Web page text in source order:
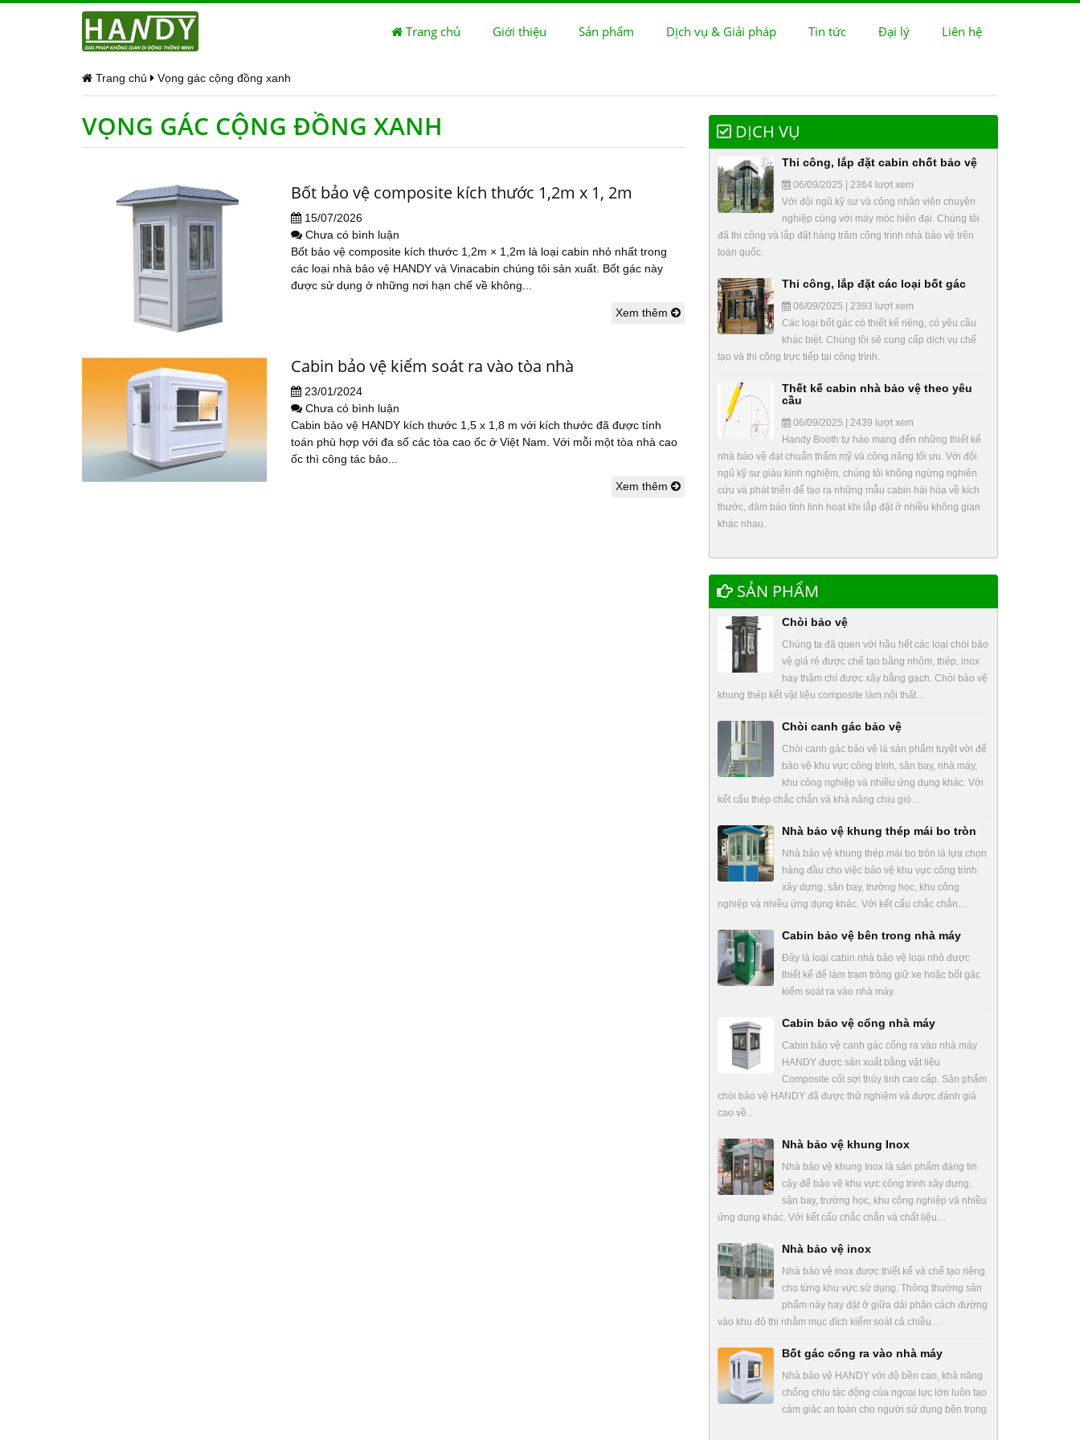
Trang chủ Giới thiệu Sản phẩm Dịch vụ & Giải pháp Tin tức Đại lý Liên hệ
Trang chủ Vọng gác cộng đồng xanh
VỌNG GÁC CỘNG ĐỒNG XANH
Bốt bảo vệ composite kích thước 1,2m x 1, 2m
15/07/2026
Chưa có bình luận
Bốt bảo vệ composite kích thước 1,2m × 1,2m là loại cabin nhỏ nhất trong
các loại nhà bảo vệ HANDY và Vinacabin chúng tôi sản xuất. Bốt gác này
được sử dụng ở những nơi hạn chế về không...
Xem thêm
Cabin bảo vệ kiểm soát ra vào tòa nhà
23/01/2024
Chưa có bình luận
Cabin bảo vệ HANDY kích thước 1,5 x 1,8 m với kích thước đã được tính
toán phù hợp với đa số các tòa cao ốc ở Việt Nam. Với mỗi một tòa nhà cao
ốc thì công tác bảo...
Xem thêm
DỊCH VỤ
Thi công, lắp đặt cabin chốt bảo vệ
06/09/2025 | 2364 lượt xem
Với đội ngũ kỹ sư và công nhân viên chuyên
nghiệp cùng với máy móc hiện đại. Chúng tôi
đã thi công và lắp đặt hàng trăm công trình nhà bảo vệ trên
toàn quốc.
Thi công, lắp đặt các loại bốt gác
06/09/2025 | 2393 lượt xem
Các loại bốt gác có thiết kế riêng, có yêu cầu
khác biệt. Chúng tôi sẽ cung cấp dịch vụ chế
tạo và thi công trực tiếp tại công trình.
Thết kế cabin nhà bảo vệ theo yêu
cầu
06/09/2025 | 2439 lượt xem
Handy Booth tự hào mang đến những thiết kế
nhà bảo vệ đạt chuẩn thẩm mỹ và công năng tối ưu. Với đội
ngũ kỹ sư giàu kinh nghiệm, chúng tôi không ngừng nghiên
cứu và phát triển để tạo ra những mẫu cabin hài hòa về kích
thước, đảm bảo tính linh hoạt khi lắp đặt ở nhiều không gian
khác nhau.
SẢN PHẨM
Chòi bảo vệ
Chúng ta đã quen với hầu hết các loại chòi bảo
vệ giá rẻ được chế tạo bằng nhôm, thép, inox
hay thậm chí được xây bằng gạch. Chòi bảo vệ
khung thép kết vật liệu composite làm nội thất…
Chòi canh gác bảo vệ
Chòi canh gác bảo vệ là sản phẩm tuyệt vời để
bảo vệ khu vực công trình, sân bay, nhà máy,
khu công nghiệp và nhiều ứng dụng khác. Với
kết cấu thép chắc chắn và khả năng chịu gió…
Nhà bảo vệ khung thép mái bo tròn
Nhà bảo vệ khung thép mái bo tròn là lựa chọn
hàng đầu cho việc bảo vệ khu vực công trình
xây dựng, sân bay, trường học, khu công
nghiệp và nhiều ứng dụng khác. Với kết cấu chắc chắn…
Cabin bảo vệ bên trong nhà máy
Đây là loại cabin nhà bảo vệ loại nhỏ được
thiết kế để làm trạm trông giữ xe hoặc bốt gác
kiểm soát ra vào nhà máy.
Cabin bảo vệ cổng nhà máy
Cabin bảo vệ canh gác cổng ra vào nhà máy
HANDY được sản xuất bằng vật liệu
Composite cốt sợi thủy tinh cao cấp. Sản phẩm
chòi bảo vệ HANDY đã được thử nghiệm và được đánh giá
cao về…
Nhà bảo vệ khung Inox
Nhà bảo vệ khung Inox là sản phẩm đáng tin
cậy để bảo vệ khu vực công trình xây dựng,
sân bay, trường học, khu công nghiệp và nhiều
ứng dụng khác. Với kết cấu chắc chắn và chất liệu…
Nhà bảo vệ inox
Nhà bảo vệ inox được thiết kế và chế tạo riêng
cho từng khu vực sử dụng. Thông thường sản
phẩm này hay đặt ở giữa dải phân cách đường
vào khu đô thị nhằm mục đích kiểm soát cả chiều…
Bốt gác cổng ra vào nhà máy
Nhà bảo vệ HANDY với độ bền cao, khả năng
chống chịu tác động của ngoại lực lớn luôn tạo
cảm giác an toàn cho người sử dụng bên trong